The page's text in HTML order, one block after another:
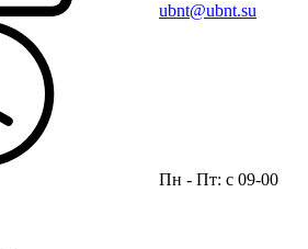
ubnt@ubnt.su
Пн - Пт: с 09-00